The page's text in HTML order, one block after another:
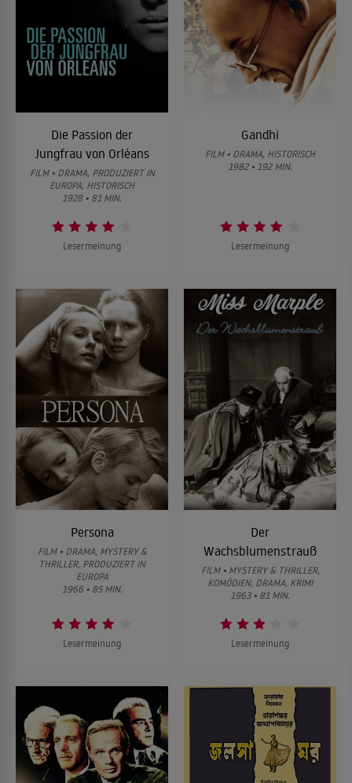
Die Passion der
Jungfrau von Orléans
FILM • DRAMA, PRODUZIERT IN
EUROPA, HISTORISCH
1928 • 81 MIN.
Lesermeinung
Gandhi
FILM • DRAMA, HISTORISCH
1982 • 192 MIN.
Lesermeinung
Persona
FILM • DRAMA, MYSTERY &
THRILLER, PRODUZIERT IN
EUROPA
1966 • 85 MIN.
Lesermeinung
Der
Wachsblumenstrauß
FILM • MYSTERY & THRILLER,
KOMÖDIEN, DRAMA, KRIMI
1963 • 81 MIN.
Lesermeinung